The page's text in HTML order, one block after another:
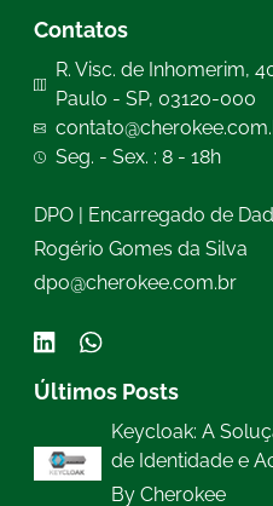
Contatos
R. Visc. de Inhomerim,
Paulo - SP, 03120-000
Seg. - Sex. : 8 - 18h
DPO | Encarregado de
Rogério Gomes da Silva
dpo@cherokee.com.br
Últimos Posts
Keycloak: A
de Identidade e
By Cherokee